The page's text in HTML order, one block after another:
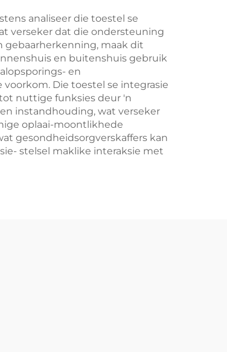
analiseer die toestel se
verseker dat die ondersteuning
gebaarherkenning, maak dit
en buitenshuis gebruik
en
Die toestel se integrasie
nuttige funksies deur 'n
instandhouding, wat verseker
oplaai-moontlikhede
gesondheidsorgverskaffers kan
stelsel maklike interaksie met